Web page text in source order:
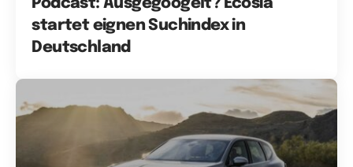
startet eignen Suchindex in
Deutschland